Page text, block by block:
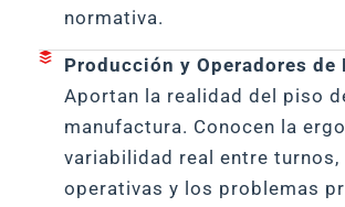
normativa.
Producción y Operadores de
Aportan la realidad del piso
manufactura. Conocen la
variabilidad real entre turnos,
operativas y los problemas